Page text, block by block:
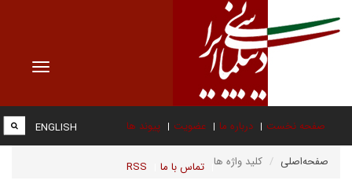
Toggle
صفحه نخست درباره ما عضویت پیوند ها
تماس با ما RSS
ENGLISH
صفحه‌اصلی کلید واژه ها